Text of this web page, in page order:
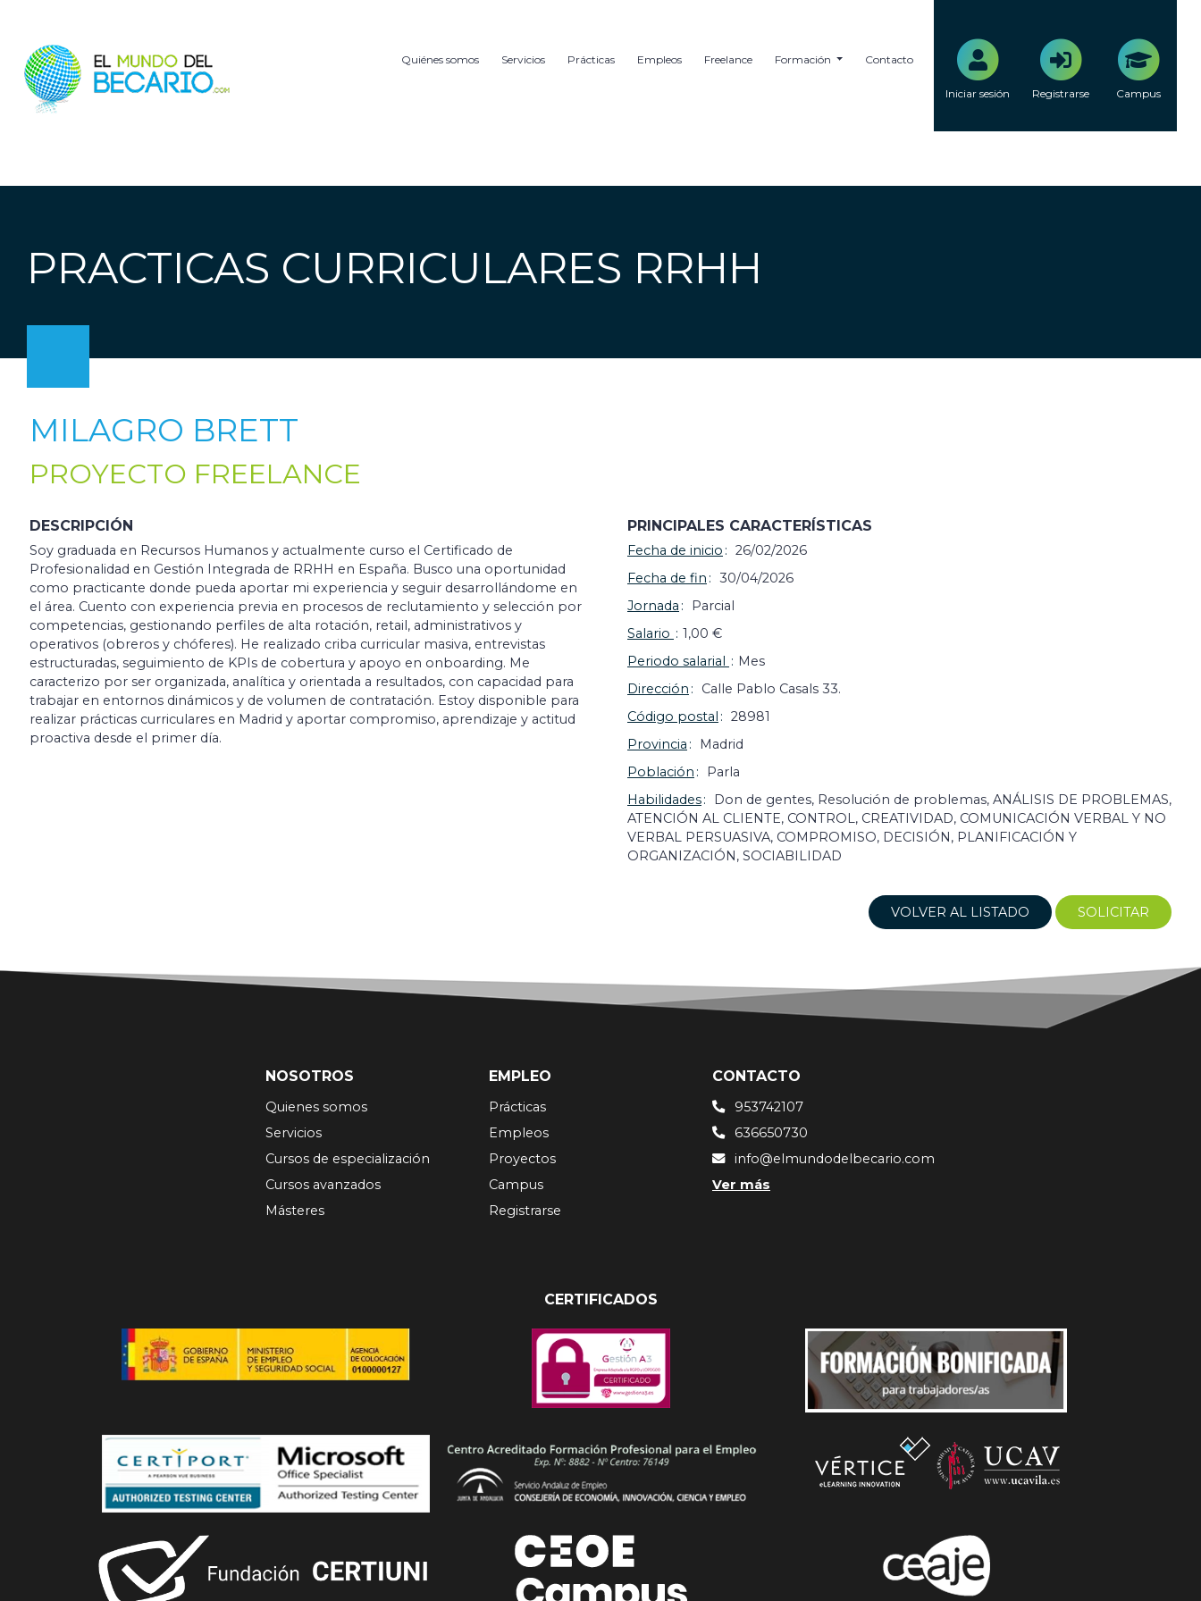
Quiénes somos Servicios Prácticas Empleos Freelance Formación Contacto
Iniciar sesión Registrarse Campus
PRACTICAS CURRICULARES RRHH
MILAGRO BRETT
PROYECTO FREELANCE
DESCRIPCIÓN
Soy graduada en Recursos Humanos y actualmente curso el Certificado de
Profesionalidad en Gestión Integrada de RRHH en España. Busco una oportunidad
como practicante donde pueda aportar mi experiencia y seguir desarrollándome en
el área. Cuento con experiencia previa en procesos de reclutamiento y selección por
competencias, gestionando perfiles de alta rotación, retail, administrativos y
operativos (obreros y chóferes). He realizado criba curricular masiva, entrevistas
estructuradas, seguimiento de KPIs de cobertura y apoyo en onboarding. Me
caracterizo por ser organizada, analítica y orientada a resultados, con capacidad para
trabajar en entornos dinámicos y de volumen de contratación. Estoy disponible para
realizar prácticas curriculares en Madrid y aportar compromiso, aprendizaje y actitud
proactiva desde el primer día.
PRINCIPALES CARACTERÍSTICAS
Fecha de inicio
26/02/2026
Fecha de fin
30/04/2026
Jornada
Parcial
Salario
1,00 €
Periodo salarial
Mes
Dirección
Calle Pablo Casals 33.
Código postal
28981
Provincia
Madrid
Población
Parla
Habilidades
Don de gentes, Resolución de problemas, ANÁLISIS DE PROBLEMAS,
ATENCIÓN AL CLIENTE, CONTROL, CREATIVIDAD, COMUNICACIÓN VERBAL Y NO
VERBAL PERSUASIVA, COMPROMISO, DECISIÓN, PLANIFICACIÓN Y
ORGANIZACIÓN, SOCIABILIDAD
VOLVER AL LISTADO SOLICITAR
NOSOTROS
Quienes somos
Servicios
Cursos de especialización
Cursos avanzados
Másteres
EMPLEO
Prácticas
Empleos
Proyectos
Campus
Registrarse
CONTACTO
953742107
636650730
info@elmundodelbecario.com
Ver más
CERTIFICADOS